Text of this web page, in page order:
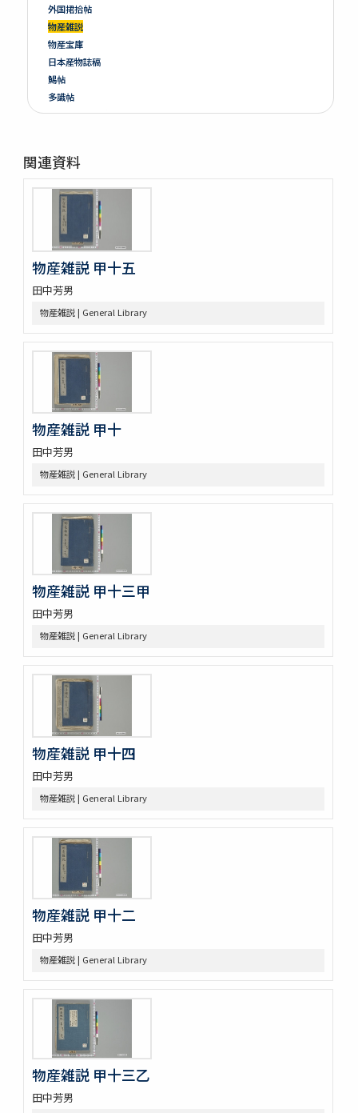
外国捃拾帖
物産雑説
物産宝庫
日本産物誌稿
鯣帖
多識帖
明治六年墺國博覽會出品寫真帖
神都印刷帖附農業館掛図・絵
共進会並水産博覧会帖
繭絲織物陶漆器共進会帖
博物學寫眞圖
鳥類標本及寫眞圖
蟲譜 3巻
雀巣庵禽譜
隨観冩真 20巻 (存4巻)
蟲豸圖譜 (存2巻)
坤輿圖説
象志
鶴虱攷 1巻附聖恵方1巻醫方類聚撮鈔1巻
薩州産物録
搾油濫觴 1巻裏書1巻附考1巻
甘蔗記 1巻附1巻
砂糖製作記 : 砂糖の作りかたをしる
大同類聚方 100巻 (存76巻)
傳演味玄集 3巻
周定王救荒本草和名選 14巻
羊歯印影圖
新定羊齒目録 1巻附羊歯目録1巻
尾張吉田雀巣庵主人遺稿草木写生図
救荒夲草記聞 14巻附救荒野譜紀聞1巻補遺1巻
艸木譜目録 2巻
南海包譜 3巻附録1巻
本草圖譜 (存78巻)
草木冩生啚 4巻
筑肥植物一斑 : 明治十ニ年紀行抜萃
蟲豸類 1巻付1巻
南海禽譜 6巻
鯨鰌正圖
鯨記 1巻補遺1巻
蟲譜 11巻
砂挼子蠨蛸圖説
麞説
蘭畹摘芳 初編3巻
有用植物圖 3巻
動物訓蒙
動物學 2巻
内外博覽會ニ關スル調査資料
関連資料
物産雑説 甲十五
田中芳男
物産雑説 | General Library
物産雑説 甲十
田中芳男
物産雑説 | General Library
物産雑説 甲十三甲
田中芳男
物産雑説 | General Library
物産雑説 甲十四
田中芳男
物産雑説 | General Library
物産雑説 甲十二
田中芳男
物産雑説 | General Library
物産雑説 甲十三乙
田中芳男